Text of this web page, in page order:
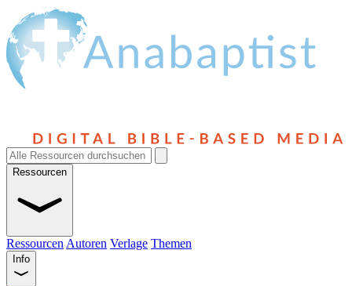
Ressourcen
Ressourcen Autoren Verlage Themen
Info